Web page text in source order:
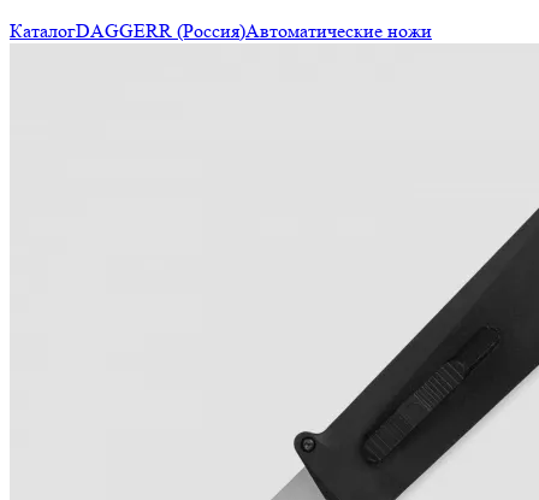
КаталогDAGGERR (Россия)Автоматические ножи